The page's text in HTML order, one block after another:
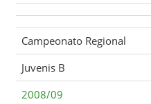
Campeonato Regional
Juvenis B
2008/09